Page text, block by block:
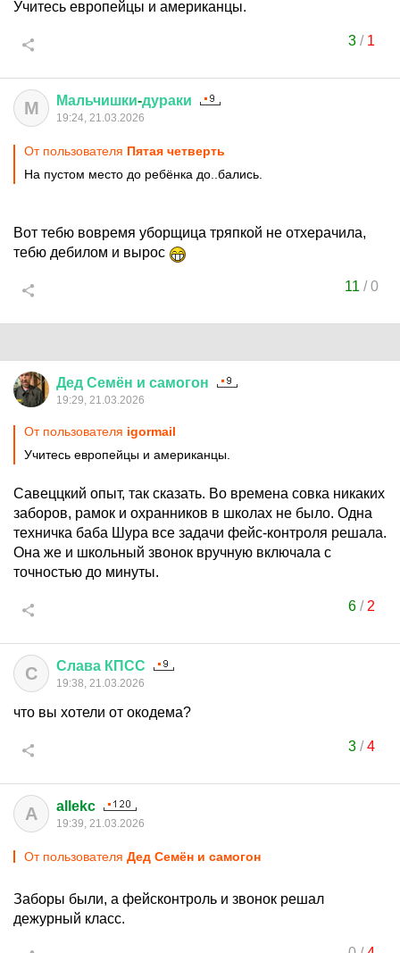
Учитесь европейцы и американцы.
3/ 1
М Мальчишки-дураки
19:24, 21.03.2026
От пользователя Пятая четверть
На пустом место до ребёнка до..бались.
Вот тебю вовремя уборщица тряпкой не отхерачила,
тебю дебилом и вырос
11 /0
Дед Семён и самогон
19:29, 21.03.2026
От пользователя igormail
Учитесь европейцы и американцы.
Савеццкий опыт, так сказать. Во времена совка никаких
заборов, рамок и охранников в школах не было. Одна
техничка баба Шура все задачи фейс-контроля решала.
Она же и школьный звонок вручную включала с
точностью до минуты.
6/ 2
С Слава КПСС
19:38, 21.03.2026
что вы хотели от окодема?
3/4
A allekc
19:39, 21.03.2026
От пользователя Дед Семён и самогон
Заборы были, а фейсконтроль и звонок решал
дежурный класс.